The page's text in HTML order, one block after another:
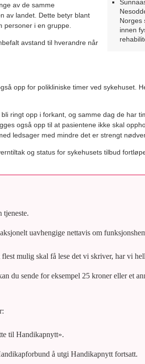
Norges
innen
av de samme
av landet. Dette betyr blant
personer i en gruppe.
avstand til hverandre når
opp for polikliniske timer ved sykehuset.
ringt opp i forkant, og samme dag de har
også opp til at pasientene ikke skal
ledsager med mindre det er strengt
og status for sykehusets tilbud
tjeneste.
uavhengige nettavis om
mulig skal få lese det vi skriver, har vi
du sende for eksempel 25 kroner eller et
til Handikapnytt».
å utgi Handikapnytt fortsatt.